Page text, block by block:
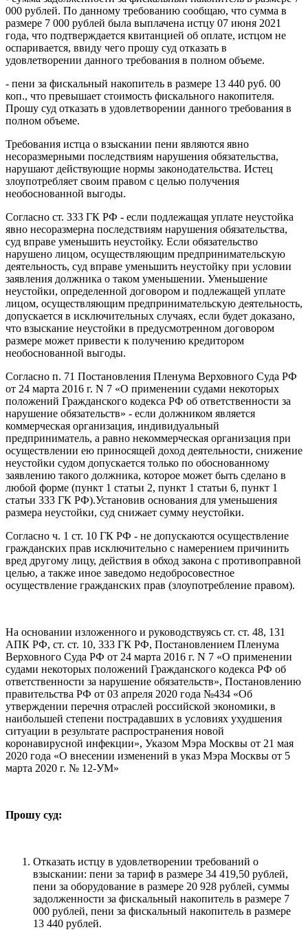
000 рублей. По данному требованию сообщаю, что сумма в
размере 7 000 рублей была выплачена истцу 07 июня 2021
года, что подтверждается квитанцией об оплате, истцом не
оспаривается, ввиду чего прошу суд отказать в
удовлетворении данного требования в полном объеме.
- пени за фискальный накопитель в размере 13 440 руб. 00
коп., что превышает стоимость фискального накопителя.
Прошу суд отказать в удовлетворении данного требования в
полном объеме.
Требования истца о взыскании пени являются явно
несоразмерными последствиям нарушения обязательства,
нарушают действующие нормы законодательства. Истец
злоупотребляет своим правом с целью получения
необоснованной выгоды.
Согласно ст. 333 ГК РФ - если подлежащая уплате неустойка
явно несоразмерна последствиям нарушения обязательства,
суд вправе уменьшить неустойку. Если обязательство
нарушено лицом, осуществляющим предпринимательскую
деятельность, суд вправе уменьшить неустойку при условии
заявления должника о таком уменьшении. Уменьшение
неустойки, определенной договором и подлежащей уплате
лицом, осуществляющим предпринимательскую деятельность,
допускается в исключительных случаях, если будет доказано,
что взыскание неустойки в предусмотренном договором
размере может привести к получению кредитором
необоснованной выгоды.
Согласно п. 71 Постановления Пленума Верховного Суда РФ
от 24 марта 2016 г. N 7 «О применении судами некоторых
положений Гражданского кодекса РФ об ответственности за
нарушение обязательств» - если должником является
коммерческая организация, индивидуальный
предприниматель, а равно некоммерческая организация при
осуществлении ею приносящей доход деятельности, снижение
неустойки судом допускается только по обоснованному
заявлению такого должника, которое может быть сделано в
любой форме (пункт 1 статьи 2, пункт 1 статьи 6, пункт 1
статьи 333 ГК РФ).Установив основания для уменьшения
размера неустойки, суд снижает сумму неустойки.
Согласно ч. 1 ст. 10 ГК РФ - не допускаются осуществление
гражданских прав исключительно с намерением причинить
вред другому лицу, действия в обход закона с противоправной
целью, а также иное заведомо недобросовестное
осуществление гражданских прав (злоупотребление правом).
На основании изложенного и руководствуясь ст. ст. 48, 131
АПК РФ, ст. ст. 10, 333 ГК РФ, Постановлением Пленума
Верховного Суда РФ от 24 марта 2016 г. N 7 «О применении
судами некоторых положений Гражданского кодекса РФ об
ответственности за нарушение обязательств», Постановлению
правительства РФ от 03 апреля 2020 года №434 «Об
утверждении перечня отраслей российской экономики, в
наибольшей степени пострадавших в условиях ухудшения
ситуации в результате распространения новой
коронавирусной инфекции», Указом Мэра Москвы от 21 мая
2020 года «О внесении изменений в указ Мэра Москвы от 5
марта 2020 г. № 12-УМ»
Прошу суд:
Отказать истцу в удовлетворении требований о
взыскании: пени за тариф в размере 34 419,50 рублей,
пени за оборудование в размере 20 928 рублей, суммы
задолженности за фискальный накопитель в размере 7
000 рублей, пени за фискальный накопитель в размере
13 440 рублей.